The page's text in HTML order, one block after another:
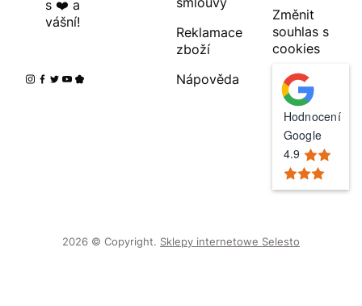
s ❤️ a
vášní!
Reklamace
zboží
Nápověda
Změnit
souhlas s
cookies
Hodnocení
Google
4.9
2026 © Copyright. Sklepy internetowe Selesto